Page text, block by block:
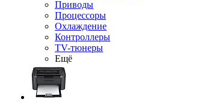
Приводы
Процессоры
Охлаждение
Контроллеры
TV-тюнеры
Ещё